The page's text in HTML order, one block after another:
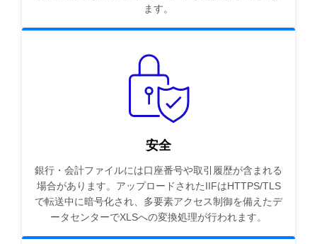
ます。
安全
銀行・会計ファイルには口座番号や取引履歴が含まれる
場合があります。アップロードされたIIFはHTTPS/TLS
で転送中に暗号化され、多要素アクセス制御を備えたデ
ータセンターでXLSへの変換処理が行われます。